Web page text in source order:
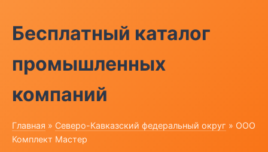
Бесплатный каталог
промышленных
компаний
Главная » Северо-Кавказский федеральный округ » ООО
Комплект Мастер